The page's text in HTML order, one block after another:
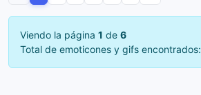
Viendo la página 1 de 6
Total de emoticones y gifs encontrados: